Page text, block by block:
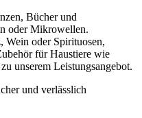
Bücher und
oder Mikrowellen.
Wein oder Spirituosen,
für Haustiere wie
unserem Leistungsangebot.
und verlässlich